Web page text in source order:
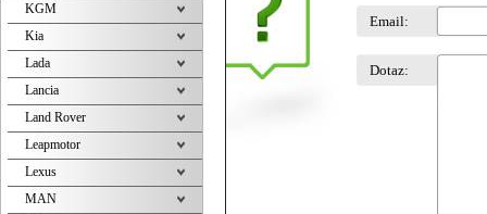
Email:
Dotaz:
KGM
Kia
Lada
Lancia
Land Rover
Leapmotor
Lexus
MAN